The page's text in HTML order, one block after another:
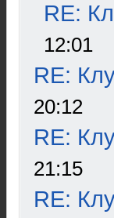
RE:
12:01
RE:
20:12
RE:
21:15
RE: